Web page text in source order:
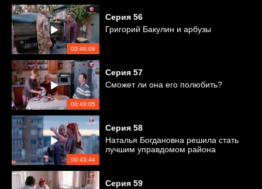
00:46:08
Серия 56
Григорий Бакулин и арбузы
00:49:05
Серия 57
Сможет ли она его полюбить?
00:43:44
Серия 58
Наталья Богдановна решила стать
лучшим управдомом района
Серия 59